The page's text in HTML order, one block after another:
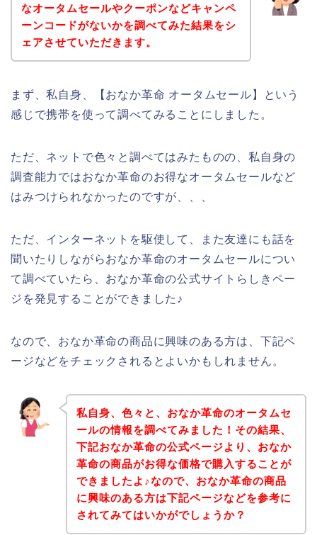
なオータムセールやクーポンなどキャンペ
ーンコードがないかを調べてみた結果をシ
ェアさせていただきます。
まず、私自身、【おなか革命 オータムセール】という
感じで携帯を使って調べてみることにしました。
ただ、ネットで色々と調べてはみたものの、私自身の
調査能力ではおなか革命のお得なオータムセールなど
はみつけられなかったのですが、、、
ただ、インターネットを駆使して、また友達にも話を
聞いたりしながらおなか革命のオータムセールについ
て調べていたら、おなか革命の公式サイトらしきペー
ジを発見することができました♪
なので、おなか革命の商品に興味のある方は、下記ペ
ージなどをチェックされるとよいかもしれません。
私自身、色々と、おなか革命のオータムセ
ールの情報を調べてみました！その結果、
下記おなか革命の公式ページより、おなか
革命の商品がお得な価格で購入することが
できましたよ♪なので、おなか革命の商品
に興味のある方は下記ページなどを参考に
されてみてはいかがでしょうか？